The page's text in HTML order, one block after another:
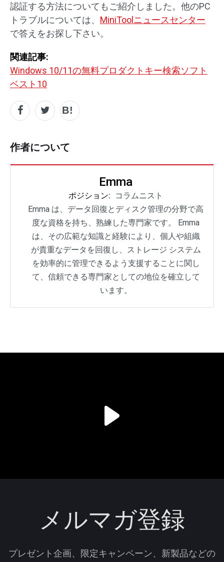
認証する方法についてもご紹介しました。他のPC
トラブルについては、 MiniToolニュースセンター
で答えをお探し下さい。
関連記事:
Windows 10/11の無料プロダクトキー検索ソフト
ベスト10
作者について
Emma
ポジション:
コラムニスト
Emma は、データ回復とディスク管理の分野で高
度な資格を持ち、熟練した専門家です。 Emma
は、その広範な知識と経験により、個人や組織
が貴重なデータを回復し、ストレージ システム
を効率的に管理できるよう支援することに関し
て、信頼できる専門家としての地位を確立して
います。
メルマガ登録
プレゼント企画、限定キャンペーン、新製品などの